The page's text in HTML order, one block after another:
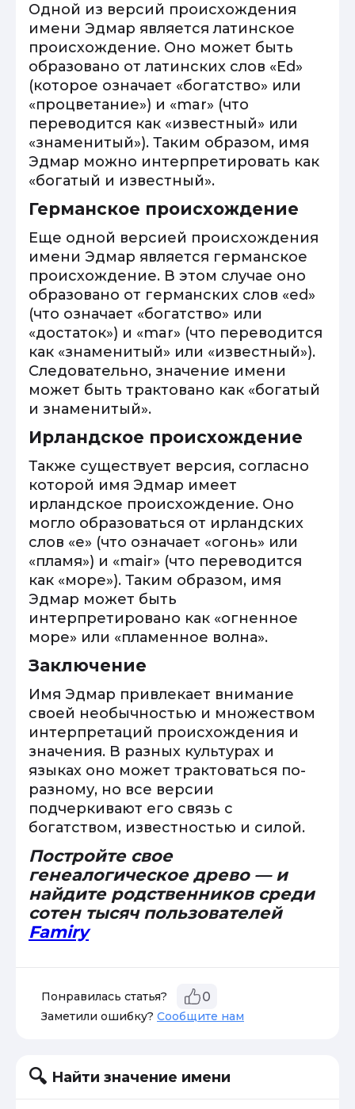
Одной из версий происхождения
имени Эдмар является латинское
происхождение. Оно может быть
образовано от латинских слов «Ed»
(которое означает «богатство» или
«процветание») и «mar» (что
переводится как «известный» или
«знаменитый»). Таким образом, имя
Эдмар можно интерпретировать как
«богатый и известный».
Германское происхождение
Еще одной версией происхождения
имени Эдмар является германское
происхождение. В этом случае оно
образовано от германских слов «ed»
(что означает «богатство» или
«достаток») и «mar» (что переводится
как «знаменитый» или «известный»).
Следовательно, значение имени
может быть трактовано как «богатый
и знаменитый».
Ирландское происхождение
Также существует версия, согласно
которой имя Эдмар имеет
ирландское происхождение. Оно
могло образоваться от ирландских
слов «e» (что означает «огонь» или
«пламя») и «mair» (что переводится
как «море»). Таким образом, имя
Эдмар может быть
интерпретировано как «огненное
море» или «пламенное волна».
Заключение
Имя Эдмар привлекает внимание
своей необычностью и множеством
интерпретаций происхождения и
значения. В разных культурах и
языках оно может трактоваться по-
разному, но все версии
подчеркивают его связь с
богатством, известностью и силой.
Постройте свое
генеалогическое древо — и
найдите родственников среди
сотен тысяч пользователей
Famiry
Понравилась статья? 0
Заметили ошибку? Сообщите нам
Найти значение имени